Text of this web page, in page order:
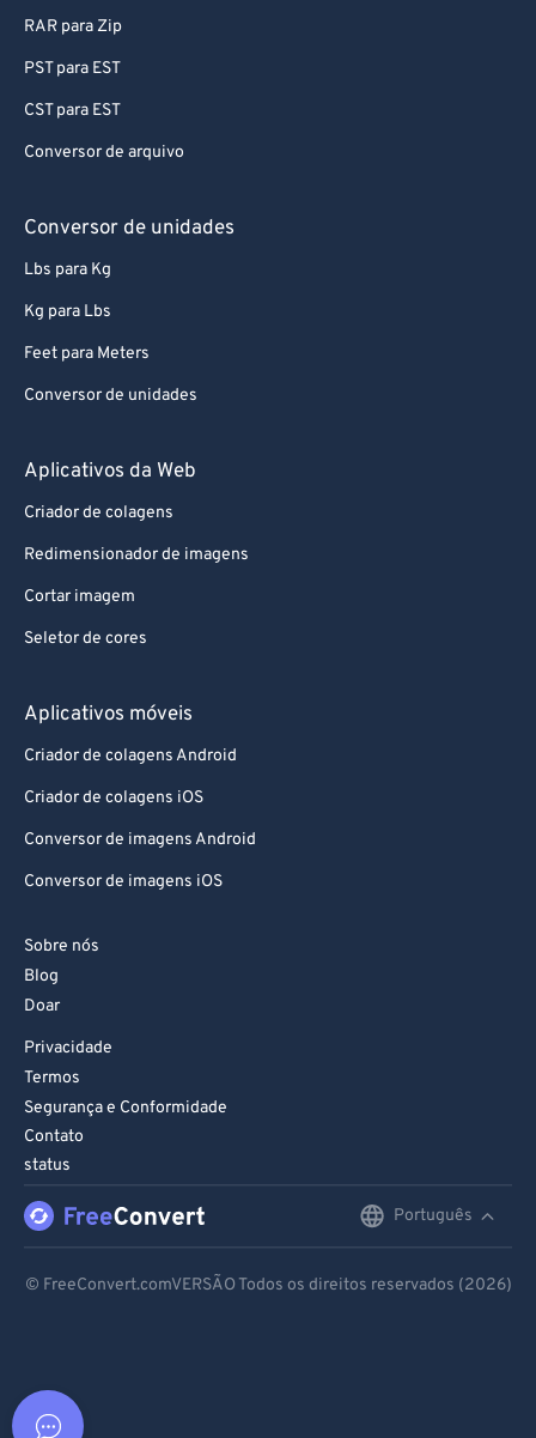
RAR para Zip
PST para EST
CST para EST
Conversor de arquivo
Conversor de unidades
Lbs para Kg
Kg para Lbs
Feet para Meters
Conversor de unidades
Aplicativos da Web
Criador de colagens
Redimensionador de imagens
Cortar imagem
Seletor de cores
Aplicativos móveis
Criador de colagens Android
Criador de colagens iOS
Conversor de imagens Android
Conversor de imagens iOS
Sobre nós
Blog
Doar
Privacidade
Termos
Segurança e Conformidade
Contato
status
Português
© FreeConvert.comVERSÃO Todos os direitos reservados (2026)